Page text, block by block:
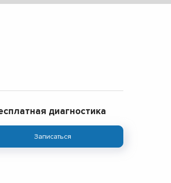
диагностика
Записаться